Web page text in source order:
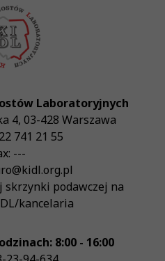
Laboratoryjnych
4, 03-428 Warszawa
741 21 55
---
podawczej na
kancelaria
8:00 - 16:00